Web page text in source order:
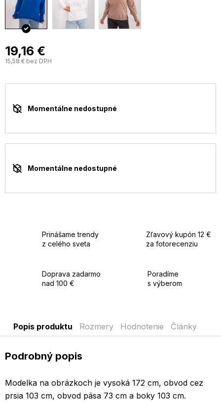
19,16 €
15,58 € bez DPH
Momentálne nedostupné
Momentálne nedostupné
Prinášame trendy
z celého sveta
Zľavový kupón 12 €
za fotorecenziu
Doprava zadarmo
nad 100 €
Poradíme
s výberom
Popis produktu Rozmery Hodnotenie Články
Podrobný popis
Modelka na obrázkoch je vysoká 172 cm, obvod cez
prsia 103 cm, obvod pása 73 cm a boky 103 cm.